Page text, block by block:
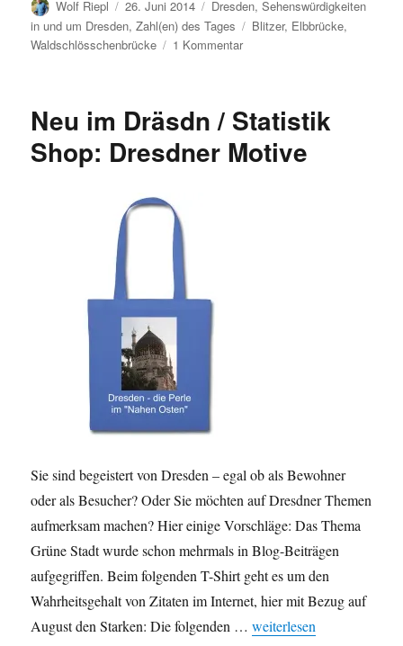
Autor
Wolf Riepl
Veröffentlicht
am
26. Juni 2014 Kategorien
Dresden,Sehenswürdigkeiten
in und um Dresden,Zahl(en) des Tages Schlagwörter
Blitzer, Elbbrücke,
Waldschlösschenbrücke
1 Kommentarzu
(Frühjahr
Neu im Dräsdn / Statistik
Shop: Dresdner Motive
Sie sind begeistert von Dresden – egal ob als Bewohner
oder als Besucher? Oder Sie möchten auf Dresdner Themen
aufmerksam machen? Hier einige Vorschläge: Das Thema
Grüne Stadt wurde schon mehrmals in Blog-Beiträgen
aufgegriffen. Beim folgenden T-Shirt geht es um den
Wahrheitsgehalt von Zitaten im Internet, hier mit Bezug auf
August den Starken: Die folgenden …„Neu im Dräsdn /
weiterlesen